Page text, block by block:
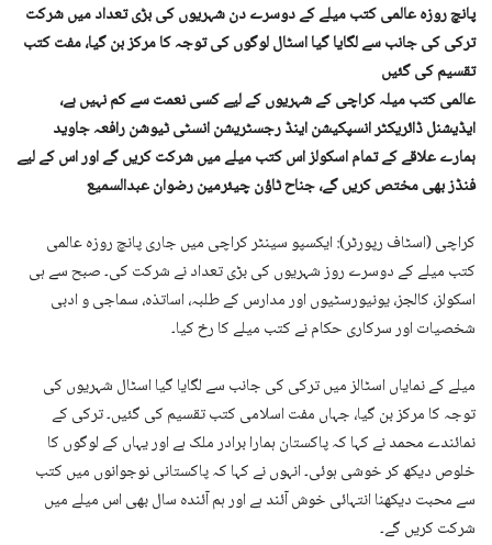
پانچ روزہ عالمی کتب میلے کے دوسرے دن شہریوں کی بڑی تعداد میں شرکت
ترکی کی جانب سے لگایا گیا اسٹال لوگوں کی توجہ کا مرکز بن گیا، مفت کتب
تقسیم کی گئیں
عالمی کتب میلہ کراچی کے شہریوں کے لیے کسی نعمت سے کم نہیں ہے،
ایڈیشنل ڈائریکٹر انسپکیشن اینڈ رجسٹریشن انسٹی ٹیوشن رافعہ جاوید
ہمارے علاقے کے تمام اسکولز اس کتب میلے میں شرکت کریں گے اور اس کے لیے
فنڈز بھی مختص کریں گے، جناح ٹاؤن چیئرمین رضوان عبدالسمیع
کراچی (اسٹاف رپورٹر): ایکسپو سینٹر کراچی میں جاری پانچ روزہ عالمی
کتب میلے کے دوسرے روز شہریوں کی بڑی تعداد نے شرکت کی۔ صبح سے ہی
اسکولز، کالجز، یونیورسٹیوں اور مدارس کے طلبہ، اساتذہ، سماجی و ادبی
شخصیات اور سرکاری حکام نے کتب میلے کا رخ کیا۔
میلے کے نمایاں اسٹالز میں ترکی کی جانب سے لگایا گیا اسٹال شہریوں کی
توجہ کا مرکز بن گیا، جہاں مفت اسلامی کتب تقسیم کی گئیں۔ ترکی کے
نمائندے محمد نے کہا کہ پاکستان ہمارا برادر ملک ہے اور یہاں کے لوگوں کا
خلوص دیکھ کر خوشی ہوئی۔ انہوں نے کہا کہ پاکستانی نوجوانوں میں کتب
سے محبت دیکھنا انتہائی خوش آئند ہے اور ہم آئندہ سال بھی اس میلے میں
شرکت کریں گے۔